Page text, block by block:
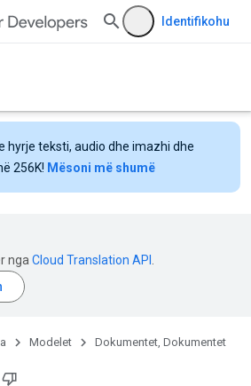
Identifikohu
hyrje teksti, audio dhe imazhi dhe
256K! Mësoni më shumë
nga Cloud Translation API
Modelet Dokumentet, Dokumentet